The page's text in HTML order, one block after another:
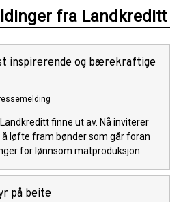
fra Landkreditt
inspirerende og bærekraftige
finne ut av. Nå inviterer
løfte fram bønder som går foran
for lønnsom matproduksjon.
på beite